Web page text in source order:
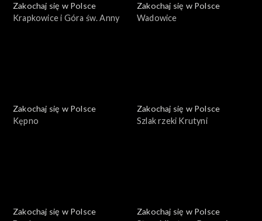
Zakochaj się w Polsce
Krapkowice i Góra św. Anny
Zakochaj się w Polsce
Wadowice
Zakochaj się w Polsce
Kępno
Zakochaj się w Polsce
Szlak rzeki Krutyni
Zakochaj się w Polsce
Zakochaj się w Polsce